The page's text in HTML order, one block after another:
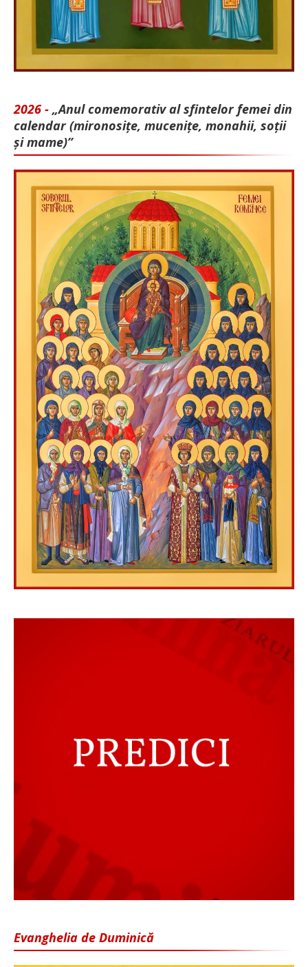
2026 - „Anul comemorativ al sfintelor femei din
calendar (mironosițe, mu­cenițe, monahii, soții
și mame)”
Evanghelia de Duminică